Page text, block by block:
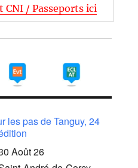
/ Passeports ici
les pas de Tanguy, 24
Août 26